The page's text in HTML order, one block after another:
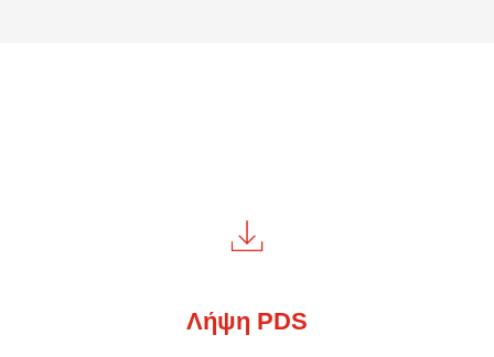
Λήψη PDS